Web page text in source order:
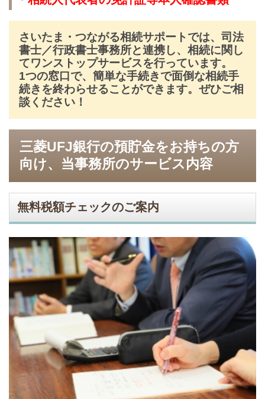
さいたま・つながる相続サポートでは、司法
書士／行政書士事務所と連携し、相続に関し
てワンストップサービスを行っています。
1つの窓口で、簡単な手続きで面倒な相続手
続きを終わらせることができます。ぜひご相
談ください！
三菱UFJ銀行の預貯金をお持ちの方
向け、当事務所のサービス内容
無料税額チェックのご案内